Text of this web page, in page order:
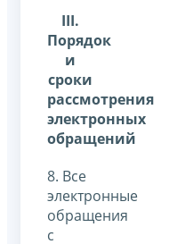
III.
Порядок
и
сроки
рассмотрения
электронных
обращений
8. Все
электронные
обращения
с